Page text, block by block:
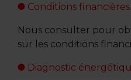
Conditions financières
Nous consulter pour
sur les conditions
Diagnostic